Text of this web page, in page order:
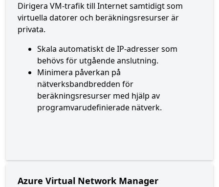
Dirigera VM-trafik till Internet samtidigt som
virtuella datorer och beräkningsresurser är
privata.
Skala automatiskt de IP-adresser som
behövs för utgående anslutning.
Minimera påverkan på
nätverksbandbredden för
beräkningsresurser med hjälp av
programvarudefinierade nätverk.
Azure Virtual Network Manager